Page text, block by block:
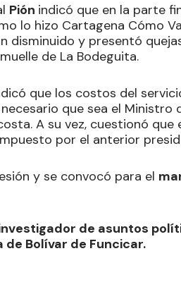
Pión indicó que en la parte
lo hizo Cartagena Cómo
disminuido y presentó
de La Bodeguita.
que los costos del
que sea el Ministro
A su vez, cuestionó
por el anterior
y se convocó para el
de asuntos
Bolívar de Funcicar.